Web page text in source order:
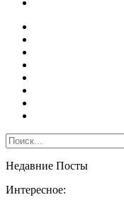
Недавние Посты
Интересное: